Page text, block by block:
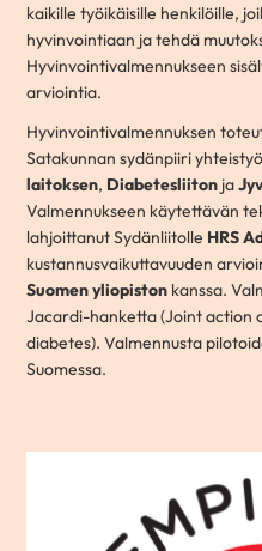
kaikille työikäisille henkilöille,
hyvinvointiaan ja tehdä
Hyvinvointivalmennukseen
arviointia.
Hyvinvointivalmennuksen
Satakunnan sydänpiiri
laitoksen, Diabetesliiton ja
Valmennukseen käytettävän
lahjoittanut Sydänliitolle HRS
kustannusvaikuttavuuden
Suomen yliopiston kanssa.
Jacardi-hanketta (Joint action
diabetes). Valmennusta
Suomessa.